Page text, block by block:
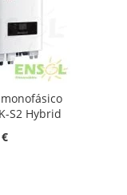
S2 Hybrid